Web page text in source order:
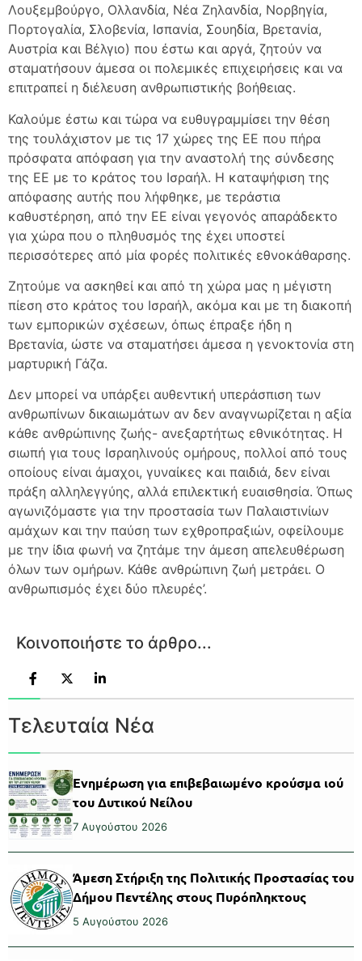
Λουξεμβούργο, Ολλανδία, Νέα Ζηλανδία, Νορβηγία,
Πορτογαλία, Σλοβενία, Ισπανία, Σουηδία, Βρετανία,
Αυστρία και Βέλγιο) που έστω και αργά, ζητούν να
σταματήσουν άμεσα οι πολεμικές επιχειρήσεις και να
επιτραπεί η διέλευση ανθρωπιστικής βοήθειας.
Καλούμε έστω και τώρα να ευθυγραμμίσει την θέση
της τουλάχιστον με τις 17 χώρες της ΕΕ που πήρα
πρόσφατα απόφαση για την αναστολή της σύνδεσης
της ΕΕ με το κράτος του Ισραήλ. Η καταψήφιση της
απόφασης αυτής που λήφθηκε, με τεράστια
καθυστέρηση, από την ΕΕ είναι γεγονός απαράδεκτο
για χώρα που ο πληθυσμός της έχει υποστεί
περισσότερες από μία φορές πολιτικές εθνοκάθαρσης.
Ζητούμε να ασκηθεί και από τη χώρα μας η μέγιστη
πίεση στο κράτος του Ισραήλ, ακόμα και με τη διακοπή
των εμπορικών σχέσεων, όπως έπραξε ήδη η
Βρετανία, ώστε να σταματήσει άμεσα η γενοκτονία στη
μαρτυρική Γάζα.
Δεν μπορεί να υπάρξει αυθεντική υπεράσπιση των
ανθρωπίνων δικαιωμάτων αν δεν αναγνωρίζεται η αξία
κάθε ανθρώπινης ζωής- ανεξαρτήτως εθνικότητας. Η
σιωπή για τους Ισραηλινούς ομήρους, πολλοί από τους
οποίους είναι άμαχοι, γυναίκες και παιδιά, δεν είναι
πράξη αλληλεγγύης, αλλά επιλεκτική ευαισθησία. Όπως
αγωνιζόμαστε για την προστασία των Παλαιστινίων
αμάχων και την παύση των εχθροπραξιών, οφείλουμε
με την ίδια φωνή να ζητάμε την άμεση απελευθέρωση
όλων των ομήρων. Κάθε ανθρώπινη ζωή μετράει. Ο
ανθρωπισμός έχει δύο πλευρές’.
Κοινοποιήστε το άρθρο...
Τελευταία Νέα
Ενημέρωση για επιβεβαιωμένο κρούσμα ιού
του Δυτικού Νείλου
7 Αυγούστου 2026
Άμεση Στήριξη της Πολιτικής Προστασίας του
Δήμου Πεντέλης στους Πυρόπληκτους
5 Αυγούστου 2026